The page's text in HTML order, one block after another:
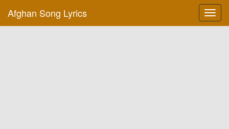
Afghan Song Lyrics